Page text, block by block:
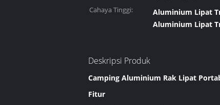
Cahaya Tinggi:
Aluminium Lipat
Aluminium Lipat
Deskripsi Produk
Camping Aluminium Rak Lipat
Fitur